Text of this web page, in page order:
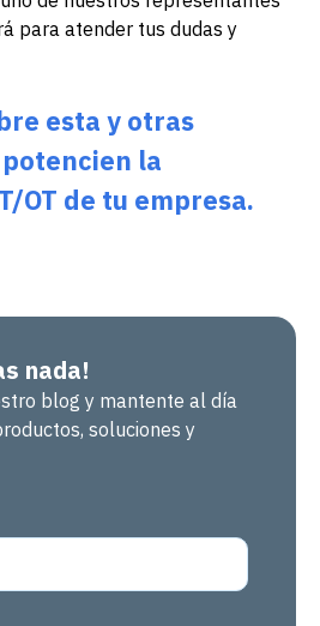
para atender tus dudas y
esta y otras
la
OT de tu empresa.
nada!
blog y mantente al día
soluciones y